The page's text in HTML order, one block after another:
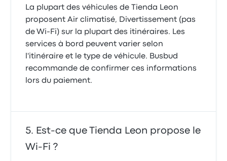
La plupart des véhicules de Tienda Leon
proposent Air climatisé, Divertissement (pas
de Wi-Fi) sur la plupart des itinéraires. Les
services à bord peuvent varier selon
l'itinéraire et le type de véhicule. Busbud
recommande de confirmer ces informations
lors du paiement.
Est-ce que Tienda Leon propose le
Wi-Fi ?